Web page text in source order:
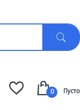
0 Пусто